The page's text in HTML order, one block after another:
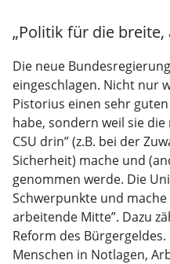
„Politik für die
Die neue
eingeschlagen. Nicht nur
Pistorius einen sehr
habe, sondern weil sie
CSU drin” (z.B. bei der
Sicherheit) mache und
genommen werde. Die
Schwerpunkte und
arbeitende Mitte”. Dazu
Reform des
Menschen in Notlagen,